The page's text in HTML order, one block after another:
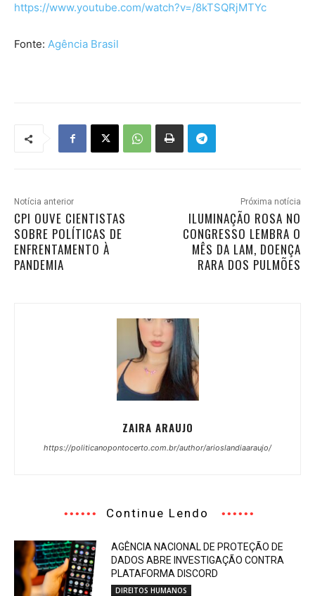
https://www.youtube.com/watch?v=/8kTSQRjMTYc
Fonte: Agência Brasil
Notícia anterior
CPI OUVE CIENTISTAS
SOBRE POLÍTICAS DE
ENFRENTAMENTO À
PANDEMIA
Próxima notícia
ILUMINAÇÃO ROSA NO
CONGRESSO LEMBRA O
MÊS DA LAM, DOENÇA
RARA DOS PULMÕES
ZAIRA ARAUJO
https://politicanopontocerto.com.br/author/arioslandiaaraujo/
Continue Lendo
AGÊNCIA NACIONAL DE PROTEÇÃO DE
DADOS ABRE INVESTIGAÇÃO CONTRA
PLATAFORMA DISCORD
DIREITOS HUMANOS